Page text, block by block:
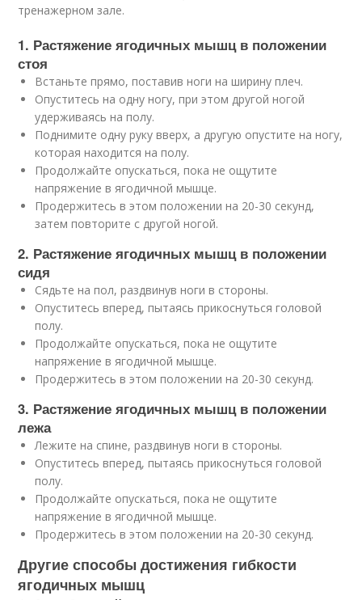
тренажерном зале.
1. Растяжение ягодичных мышц в положении
стоя
Встаньте прямо, поставив ноги на ширину плеч.
Опуститесь на одну ногу, при этом другой ногой
удерживаясь на полу.
Поднимите одну руку вверх, а другую опустите на ногу,
которая находится на полу.
Продолжайте опускаться, пока не ощутите
напряжение в ягодичной мышце.
Продержитесь в этом положении на 20-30 секунд,
затем повторите с другой ногой.
2. Растяжение ягодичных мышц в положении
сидя
Сядьте на пол, раздвинув ноги в стороны.
Опуститесь вперед, пытаясь прикоснуться головой
полу.
Продолжайте опускаться, пока не ощутите
напряжение в ягодичной мышце.
Продержитесь в этом положении на 20-30 секунд.
3. Растяжение ягодичных мышц в положении
лежа
Лежите на спине, раздвинув ноги в стороны.
Опуститесь вперед, пытаясь прикоснуться головой
полу.
Продолжайте опускаться, пока не ощутите
напряжение в ягодичной мышце.
Продержитесь в этом положении на 20-30 секунд.
Другие способы достижения гибкости
ягодичных мышц